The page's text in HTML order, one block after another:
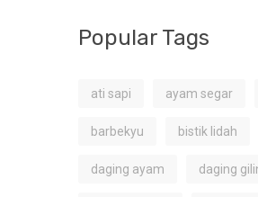
Popular Tags
ati sapi ayam segar
barbekyu bistik lidah
daging ayam daging